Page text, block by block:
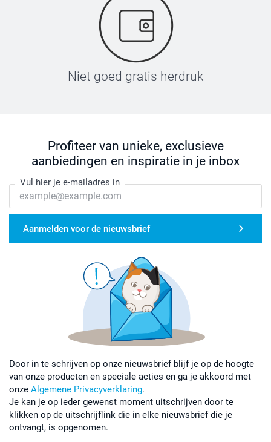
Niet goed gratis herdruk
Profiteer van unieke, exclusieve
aanbiedingen en inspiratie in je inbox
Vul hier je e-mailadres in
Aanmelden voor de nieuwsbrief
Door in te schrijven op onze nieuwsbrief blijf je op de hoogte
van onze producten en speciale acties en ga je akkoord met
onze Algemene Privacyverklaring.
Je kan je op ieder gewenst moment uitschrijven door te
klikken op de uitschrijflink die in elke nieuwsbrief die je
ontvangt, is opgenomen.